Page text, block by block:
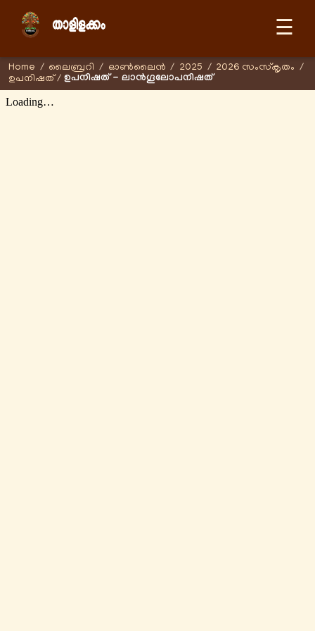
☰
Home / ലൈബ്രറി / ഓണ്‍ലൈന്‍ / 2025 / 2026 സംസ്കൃതം /
ഉപനിഷത് / ഉപനിഷത് - ലാൻഗൂലോപനിഷത്